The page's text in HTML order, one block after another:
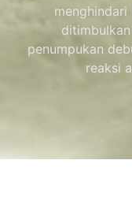
penumpukan
reaksi